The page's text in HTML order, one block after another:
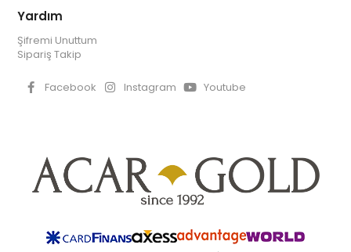
Yardım
Şifremi Unuttum
Sipariş Takip
Facebook Instagram Youtube